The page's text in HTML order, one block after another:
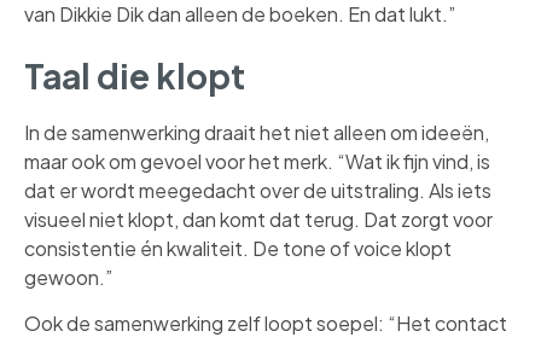
van Dikkie Dik dan alleen de boeken. En dat lukt.”
Taal die klopt
In de samenwerking draait het niet alleen om ideeën,
maar ook om gevoel voor het merk. “Wat ik fijn vind, is
dat er wordt meegedacht over de uitstraling. Als iets
visueel niet klopt, dan komt dat terug. Dat zorgt voor
consistentie én kwaliteit. De tone of voice klopt
gewoon.”
Ook de samenwerking zelf loopt soepel: “Het contact